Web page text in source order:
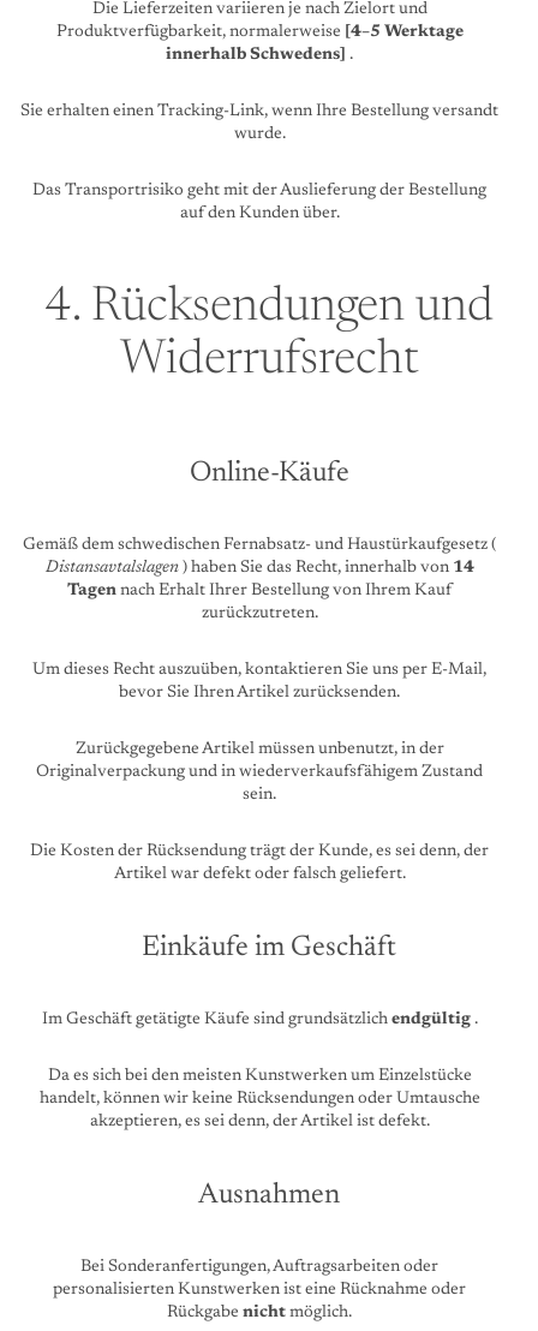
Die Lieferzeiten variieren je nach Zielort und
Produktverfügbarkeit, normalerweise [4–5 Werktage
innerhalb Schwedens] .
Sie erhalten einen Tracking-Link, wenn Ihre Bestellung versandt
wurde.
Das Transportrisiko geht mit der Auslieferung der Bestellung
auf den Kunden über.
4. Rücksendungen und
Widerrufsrecht
Online-Käufe
Gemäß dem schwedischen Fernabsatz- und Haustürkaufgesetz (
Distansavtalslagen) haben Sie das Recht, innerhalb von 14
Tagen nach Erhalt Ihrer Bestellung von Ihrem Kauf
zurückzutreten.
Um dieses Recht auszuüben, kontaktieren Sie uns per E-Mail,
bevor Sie Ihren Artikel zurücksenden.
Zurückgegebene Artikel müssen unbenutzt, in der
Originalverpackung und in wiederverkaufsfähigem Zustand
sein.
Die Kosten der Rücksendung trägt der Kunde, es sei denn, der
Artikel war defekt oder falsch geliefert.
Einkäufe im Geschäft
Im Geschäft getätigte Käufe sind grundsätzlich endgültig.
Da es sich bei den meisten Kunstwerken um Einzelstücke
handelt, können wir keine Rücksendungen oder Umtausche
akzeptieren, es sei denn, der Artikel ist defekt.
Ausnahmen
Bei Sonderanfertigungen, Auftragsarbeiten oder
personalisierten Kunstwerken ist eine Rücknahme oder
Rückgabe nicht möglich.